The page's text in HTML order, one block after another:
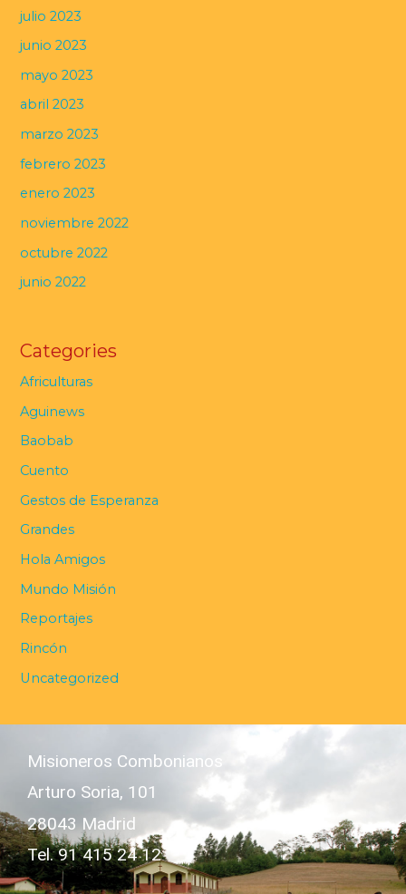
julio 2023
junio 2023
mayo 2023
abril 2023
marzo 2023
febrero 2023
enero 2023
noviembre 2022
octubre 2022
junio 2022
Categories
Africulturas
Aguinews
Baobab
Cuento
Gestos de Esperanza
Grandes
Hola Amigos
Mundo Misión
Reportajes
Rincón
Uncategorized
Misioneros Combonianos
Arturo Soria, 101
28043 Madrid
Tel. 91 415 24 12